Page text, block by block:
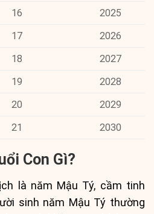
16
2025
17
2026
18
2027
19
2028
20
2029
21 2030
Con Gì?
là năm Mậu Tý, cầm tinh
sinh năm Mậu Tý thường